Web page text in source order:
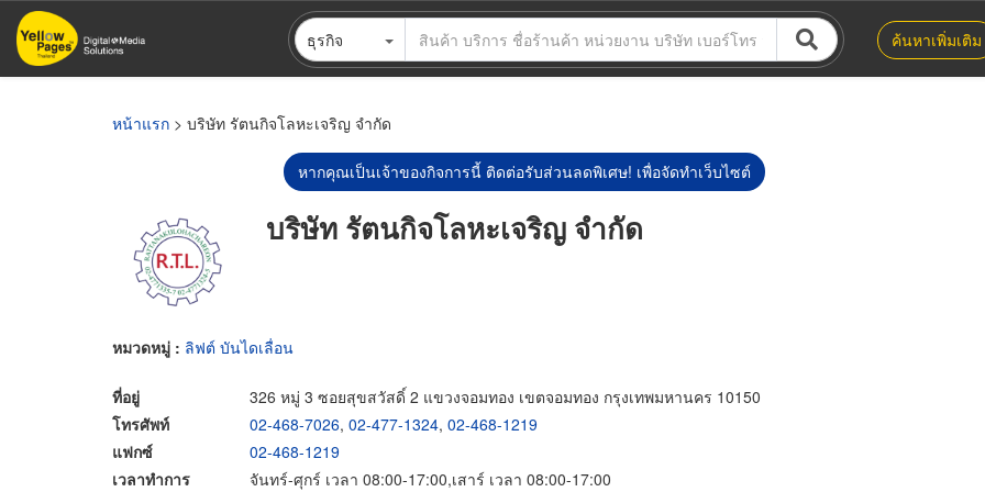
ข้าม
ไป
ธุรกิจ ค้นหาเพิ่มเติม
หน้าแรก > บริษัท รัตนกิจโลหะเจริญ จำกัด
หากคุณเป็นเจ้าของกิจการนี้ ติดต่อรับส่วนลดพิเศษ! เพื่อจัดทำเว็บไซต์
บริษัท รัตนกิจโลหะเจริญ จำกัด
หมวดหมู่ : ลิฟต์ บันไดเลื่อน
ที่อยู่
326 หมู่ 3 ซอยสุขสวัสดิ์ 2 แขวงจอมทอง เขตจอมทอง กรุงเทพมหานคร 10150
โทรศัพท์
02-468-7026, 02-477-1324, 02-468-1219
แฟกซ์
02-468-1219
เวลาทำการ
จันทร์-ศุกร์ เวลา 08:00-17:00,เสาร์ เวลา 08:00-17:00